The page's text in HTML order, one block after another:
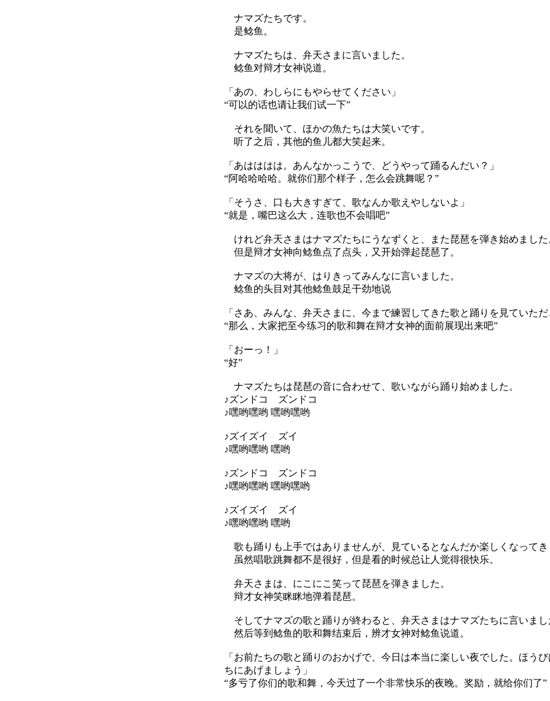
ナマズたちです。
是鲶鱼。
ナマズたちは、弁天さまに言いました。
鲶鱼对辩才女神说道。
「あの、わしらにもやらせてください」
“可以的话也请让我们试一下”
それを聞いて、ほかの魚たちは大笑いです。
听了之后，其他的鱼儿都大笑起来。
「あはははは。あんなかっこうで、どうやって踊るんだい？」
“阿哈哈哈哈。就你们那个样子，怎么会跳舞呢？”
「そうさ、口も大きすぎて、歌なんか歌えやしないよ」
“就是，嘴巴这么大，连歌也不会唱吧”
けれど弁天さまはナマズたちにうなずくと、また琵琶を弾き始めました
但是辩才女神向鲶鱼点了点头，又开始弹起琵琶了。
ナマズの大将が、はりきってみんなに言いました。
鲶鱼的头目对其他鲶鱼鼓足干劲地说
「さあ、みんな、弁天さまに、今まで練習してきた歌と踊りを見ていただ
“那么，大家把至今练习的歌和舞在辩才女神的面前展现出来吧”
「おーっ！」
“好”
ナマズたちは琵琶の音に合わせて、歌いながら踊り始めました。
♪ズンドコ ズンドコ
♪嘿哟嘿哟 嘿哟嘿哟
♪ズイズイ ズイ
♪嘿哟嘿哟 嘿哟
♪ズンドコ ズンドコ
♪嘿哟嘿哟 嘿哟嘿哟
♪ズイズイ ズイ
♪嘿哟嘿哟 嘿哟
歌も踊りも上手ではありませんが、見ているとなんだか楽しくなってき
虽然唱歌跳舞都不是很好，但是看的时候总让人觉得很快乐。
弁天さまは、にこにこ笑って琵琶を弾きました。
辩才女神笑眯眯地弹着琵琶。
そしてナマズの歌と踊りが終わると、弁天さまはナマズたちに言いまし
然后等到鲶鱼的歌和舞结束后，辨才女神对鲶鱼说道。
「お前たちの歌と踊りのおかげで、今日は本当に楽しい夜でした。ほう
ちにあげましょう」
“多亏了你们的歌和舞，今天过了一个非常快乐的夜晚。奖励，就给你们了”